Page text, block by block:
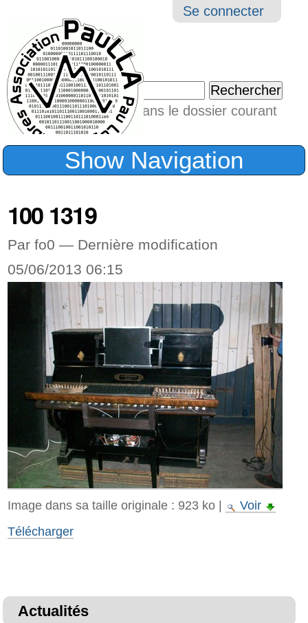
Outils
Se connecter
Chercher par
Seulement dans le dossier courant
Recherche
Show Navigation
100 1319
Par fo0 — Dernière modification
05/06/2013 06:15
Image dans sa taille originale : 923 ko|
Voir
Télécharger
Actualités